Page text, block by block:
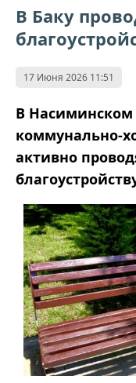
В Баку
17 Июня 2026 11:51
В Насиминском
коммунально-
активно